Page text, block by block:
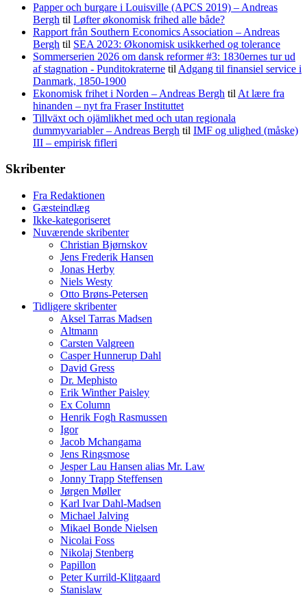
Papper och burgare i Louisville (APCS 2019) – Andreas
Bergh til Løfter økonomisk frihed alle både?
Rapport från Southern Economics Association – Andreas
Bergh til SEA 2023: Økonomisk usikkerhed og tolerance
Sommerserien 2026 om dansk reformer #3: 1830ernes tur ud
af stagnation - Punditokraterne til Adgang til finansiel service i
Danmark, 1850-1900
Ekonomisk frihet i Norden – Andreas Bergh til At lære fra
hinanden – nyt fra Fraser Instituttet
Tillväxt och ojämlikhet med och utan regionala
dummyvariabler – Andreas Bergh til IMF og ulighed (måske)
III – empirisk fifleri
Skribenter
Fra Redaktionen
Gæsteindlæg
Ikke-kategoriseret
Nuværende skribenter
Christian Bjørnskov
Jens Frederik Hansen
Jonas Herby
Niels Westy
Otto Brøns-Petersen
Tidligere skribenter
Aksel Tarras Madsen
Altmann
Carsten Valgreen
Casper Hunnerup Dahl
David Gress
Dr. Mephisto
Erik Winther Paisley
Ex Column
Henrik Fogh Rasmussen
Igor
Jacob Mchangama
Jens Ringsmose
Jesper Lau Hansen alias Mr. Law
Jonny Trapp Steffensen
Jørgen Møller
Karl Ivar Dahl-Madsen
Michael Jalving
Mikael Bonde Nielsen
Nicolai Foss
Nikolaj Stenberg
Papillon
Peter Kurrild-Klitgaard
Stanislaw